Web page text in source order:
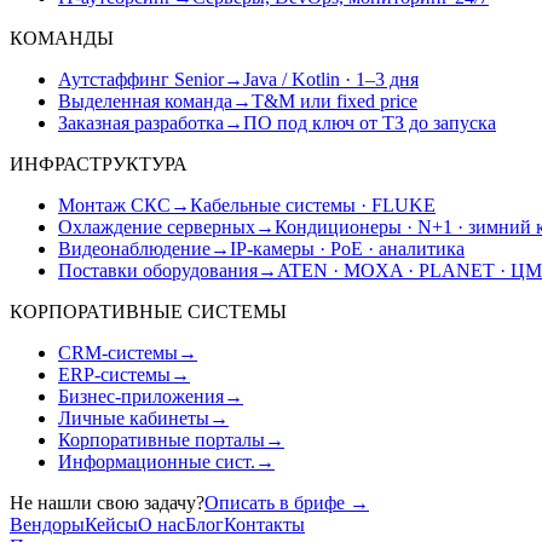
КОМАНДЫ
Аутстаффинг Senior→Java / Kotlin · 1–3 дня
Выделенная команда →T&M или fixed price
Заказная разработка →ПО под ключ от ТЗ до запуска
ИНФРАСТРУКТУРА
Монтаж СКС →Кабельные системы · FLUKE
Охлаждение серверных→Кондиционеры · N+1 · зимний
Видеонаблюдение→IP-камеры · PoE · аналитика
Поставки оборудования→ ATEN · MOXA · PLANET ·
КОРПОРАТИВНЫЕ СИСТЕМЫ
CRM-системы→
ERP-системы→
Бизнес-приложения→
Личные кабинеты→
Корпоративные порталы→
Информационные сист. →
Не нашли свою задачу?Описать в брифе →
ВендорыКейсыО насБлогКонтакты